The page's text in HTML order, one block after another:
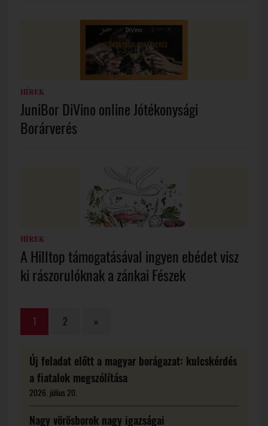
HÍREK
JuniBor DiVino online Jótékonysági
Borárverés
HÍREK
A Hilltop támogatásával ingyen ebédet visz
ki rászorulóknak a zánkai Fészek
1 2 »
Új feladat előtt a magyar borágazat: kulcskérdés
a fiatalok megszólítása
2026. július 20.
Nagy vörösborok nagy igazságai